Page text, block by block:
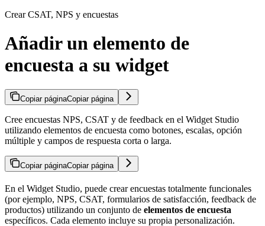
Crear CSAT, NPS y encuestas
Añadir un elemento de
encuesta a su widget
Copiar páginaCopiar página
Cree encuestas NPS, CSAT y de feedback en el Widget Studio
utilizando elementos de encuesta como botones, escalas, opción
múltiple y campos de respuesta corta o larga.
Copiar páginaCopiar página
En el Widget Studio, puede crear encuestas totalmente funcionales
(por ejemplo, NPS, CSAT, formularios de satisfacción, feedback de
productos) utilizando un conjunto de elementos de encuesta
específicos. Cada elemento incluye su propia personalización.